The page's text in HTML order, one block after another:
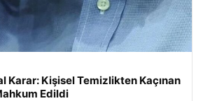
Karar: Kişisel Temizlikten Kaçınan
Edildi